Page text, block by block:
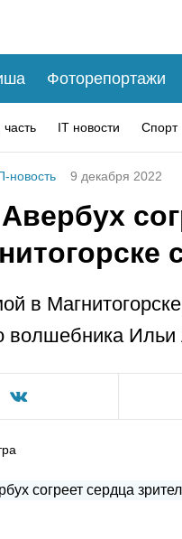
Фоторепортажи
IT новости Спорт
новость 9 декабря 2022
в
волшебника Ильи